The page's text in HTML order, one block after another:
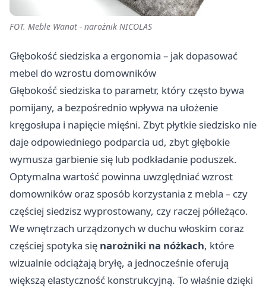
FOT. Meble Wanat - narożnik NICOLAS
Głębokość siedziska a ergonomia – jak dopasować
mebel do wzrostu domowników
Głębokość siedziska to parametr, który często bywa
pomijany, a bezpośrednio wpływa na ułożenie
kręgosłupa i napięcie mięśni. Zbyt płytkie siedzisko nie
daje odpowiedniego podparcia ud, zbyt głębokie
wymusza garbienie się lub podkładanie poduszek.
Optymalna wartość powinna uwzględniać wzrost
domowników oraz sposób korzystania z mebla – czy
częściej siedzisz wyprostowany, czy raczej półleżąco.
We wnętrzach urządzonych w duchu włoskim coraz
częściej spotyka się narożniki na nóżkach, które
wizualnie odciążają bryłę, a jednocześnie oferują
większą elastyczność konstrukcyjną. To właśnie dzięki